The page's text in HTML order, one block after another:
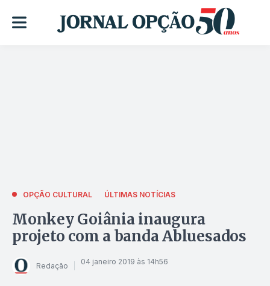
OPÇÃO CULTURAL ÚLTIMAS NOTÍCIAS
Monkey Goiânia inaugura
projeto com a banda Abluesados
Redação 04 janeiro 2019 às 14h56